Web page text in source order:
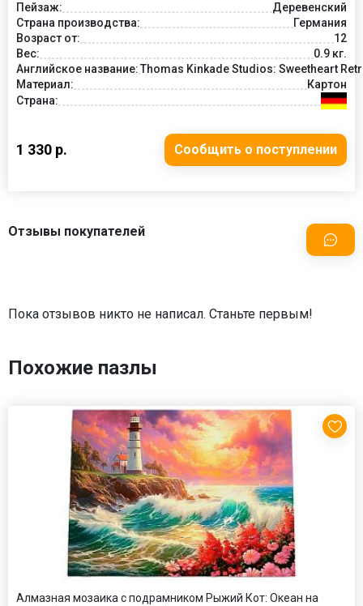
Пейзаж:
Деревенский
Страна производства:
Германия
Возраст от:
12
Вес:
0.9 кг.
Английское название:Thomas Kinkade Studios: Sweetheart
Материал:
Картон
Страна:
1 330 р. Сообщить о поступлении
Отзывы покупателей
Пока отзывов никто не написал. Станьте первым!
Похожие пазлы
Алмазная мозаика с подрамником Рыжий Кот: Океан на